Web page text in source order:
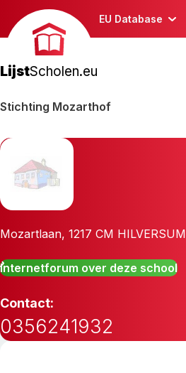
EU Database
LijstScholen.eu
Stichting Mozarthof
Mozartlaan, 1217 CM HILVERSUM
Internetforum over deze school
Contact:
0356241932